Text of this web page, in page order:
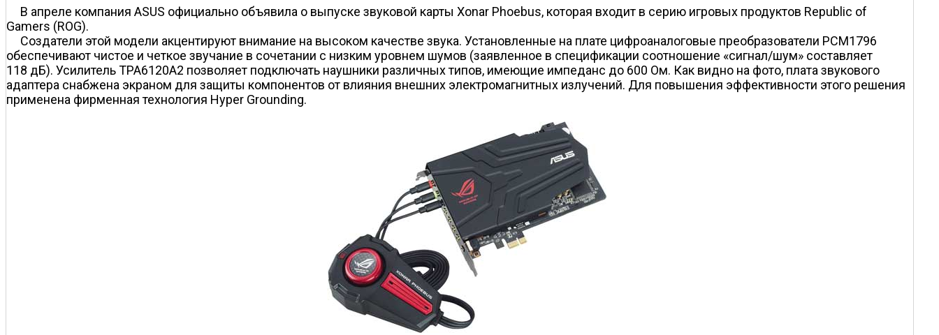
В апреле компания ASUS официально объявила о выпуске звуковой карты Xonar Phoebus, которая входит в серию игровых продуктов Republic of
Gamers (ROG).
Создатели этой модели акцентируют внимание на высоком качестве звука. Установленные на плате цифроаналоговые преобразователи PCM1796
обеспечивают чистое и четкое звучание в сочетании с низким уровнем шумов (заявленное в спецификации соотношение «сигнал/шум» составляет
118 дБ). Усилитель TPA6120A2 позволяет подключать наушники различных типов, имеющие импеданс до 600 Ом. Как видно на фото, плата звукового
адаптера снабжена экраном для защиты компонентов от влияния внешних электромагнитных излучений. Для повышения эффективности этого решения
применена фирменная технология Hyper Grounding.